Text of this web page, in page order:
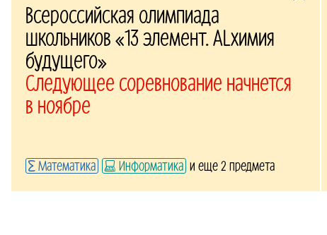
Всероссийская олимпиада
школьников «13 элемент. ALхимия
будущего»
Следующее соревнование начнется
в ноябре
Математика Информатика и еще 2 предмета